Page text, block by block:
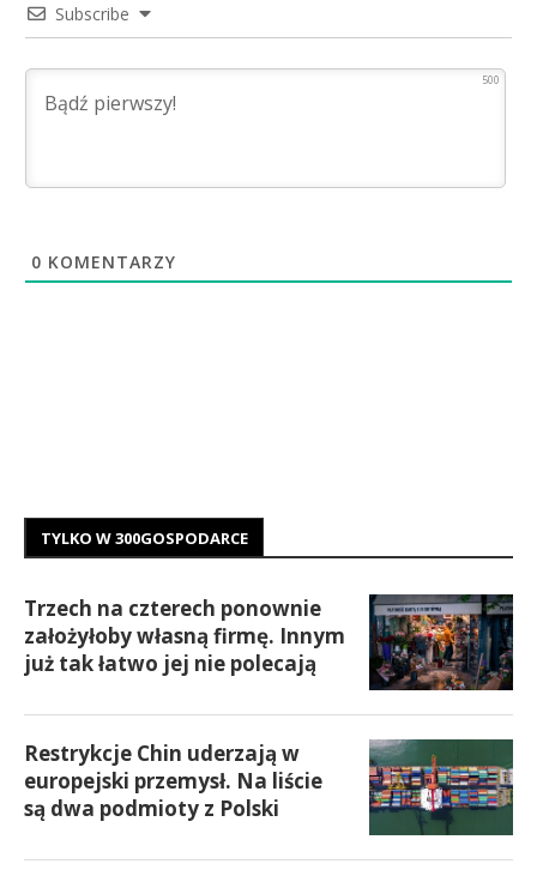
Subscribe
500
0 KOMENTARZY
TYLKO W 300GOSPODARCE
Trzech na czterech ponownie
założyłoby własną firmę. Innym
już tak łatwo jej nie polecają
Restrykcje Chin uderzają w
europejski przemysł. Na liście
są dwa podmioty z Polski